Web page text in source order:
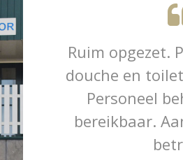
Ruim opgezet.
douche en
Personeel
bereikbaar.